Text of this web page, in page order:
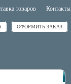
товаров Контакты
ОФОРМИТЬ ЗАКАЗ